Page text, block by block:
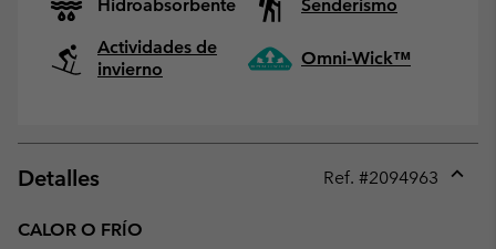
Hidroabsorbente
Senderismo
Actividades de
invierno
Omni-Wick™
Detalles Ref. #2094963
CALOR O FRÍO